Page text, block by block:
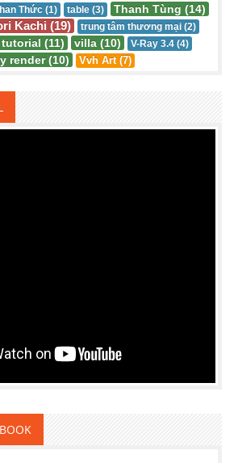
Thức (1) table (3) Thanh Tùng (14)
Kachi (19)
trung tâm thương mại (2)
tutorial (11) villa (10) V-Ray 3.4 (4)
render (10) Vvh Art (7)